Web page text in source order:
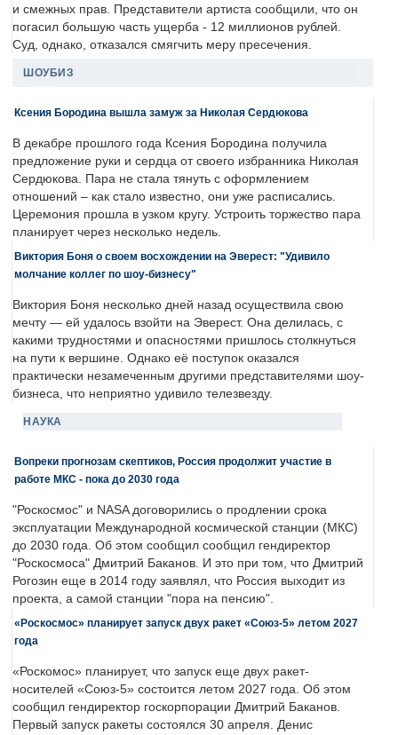
и смежных прав. Представители артиста сообщили, что он
погасил большую часть ущерба - 12 миллионов рублей.
Суд, однако, отказался смягчить меру пресечения.
ШОУБИЗ
Ксения Бородина вышла замуж за Николая Сердюкова
В декабре прошлого года Ксения Бородина получила
предложение руки и сердца от своего избранника Николая
Сердюкова. Пара не стала тянуть с оформлением
отношений – как стало известно, они уже расписались.
Церемония прошла в узком кругу. Устроить торжество пара
планирует через несколько недель.
Виктория Боня о своем восхождении на Эверест: "Удивило
молчание коллег по шоу-бизнесу"
Виктория Боня несколько дней назад осуществила свою
мечту — ей удалось взойти на Эверест. Она делилась, с
какими трудностями и опасностями пришлось столкнуться
на пути к вершине. Однако её поступок оказался
практически незамеченным другими представителями шоу-
бизнеса, что неприятно удивило телезвезду.
НАУКА
Вопреки прогнозам скептиков, Россия продолжит участие в
работе МКС - пока до 2030 года
"Роскосмос" и NASA договорились о продлении срока
эксплуатации Международной космической станции (МКС)
до 2030 года. Об этом сообщил сообщил гендиректор
"Роскосмоса" Дмитрий Баканов. И это при том, что Дмитрий
Рогозин еще в 2014 году заявлял, что Россия выходит из
проекта, а самой станции "пора на пенсию".
«Роскосмос» планирует запуск двух ракет «Союз-5» летом 2027
года
«Роскомос» планирует, что запуск еще двух ракет-
носителей «Союз-5» состоится летом 2027 года. Об этом
сообщил гендиректор госкорпорации Дмитрий Баканов.
Первый запуск ракеты состоялся 30 апреля. Денис